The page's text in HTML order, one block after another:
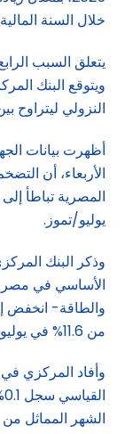
خلال السنة المالية 2023-
يتعلق السبب
ويتوقع البنك
النزولي ليتراوح بين 14 و15% في المتوسط خلال عام
أظهرت بيانات
الأربعاء، أن
يوليو/تموز.
وذكر البنك
الأساسي في مصر –
من 11.6% في يوليو 2025.
وأفاد المركزي
الشهر المماثل من عام 2024، و سالب 0.3% في